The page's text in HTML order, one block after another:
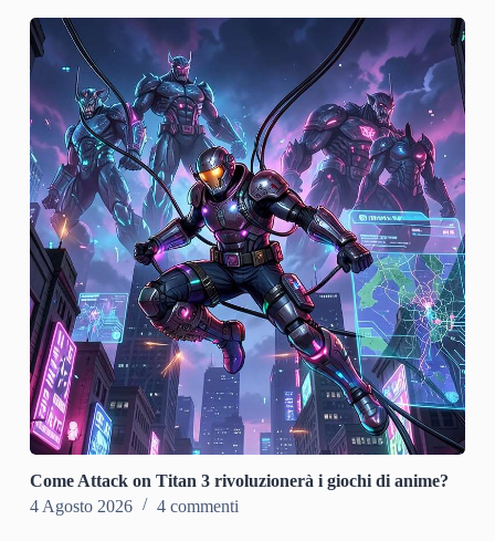
Come Attack on Titan 3 rivoluzionerà i giochi di anime?
4 Agosto 2026
4 commenti